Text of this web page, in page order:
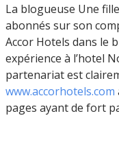
La blogueuse Une
abonnés sur son
Accor Hotels dans le
expérience à l’hotel
partenariat est
www.accorhotels.com
pages ayant de fort